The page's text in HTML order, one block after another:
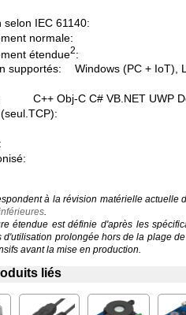
IEC 61140:
normale:
étendue2:
supportés:
Windows (PC + IoT),
C++ Obj-C C# VB.NET UWP
à la révision matérielle actuelle
étendue est définie d'après les
d'utilisation prolongée hors de la plage
avant la mise en production.
liés